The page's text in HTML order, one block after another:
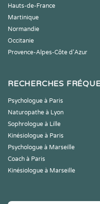
Hauts-de-France
Martinique
Normandie
Occitanie
Provence-Alpes-Côte d'Azur
RECHERCHES
Psychologue à Paris
Naturopathe à Lyon
Sophrologue à Lille
Kinésiologue à Paris
Psychologue à Marseille
Coach à Paris
Kinésiologue à Marseille